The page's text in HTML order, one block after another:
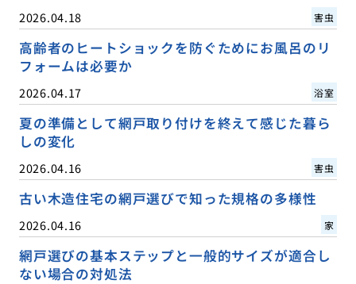
2026.04.18 害虫
高齢者のヒートショックを防ぐためにお風呂のリ
フォームは必要か
2026.04.17 浴室
夏の準備として網戸取り付けを終えて感じた暮ら
しの変化
2026.04.16 害虫
古い木造住宅の網戸選びで知った規格の多様性
2026.04.16 家
網戸選びの基本ステップと一般的サイズが適合し
ない場合の対処法